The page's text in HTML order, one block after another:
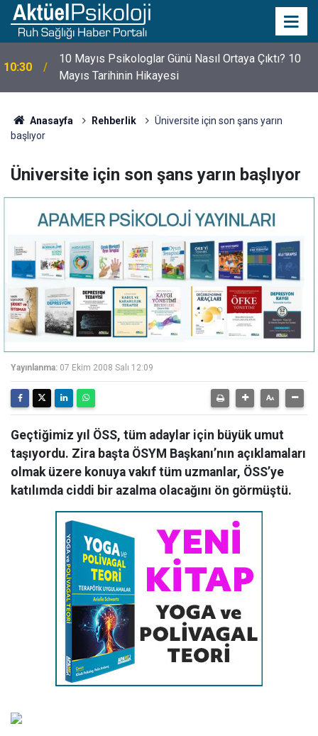
10:30
10 Mayıs Psikologlar Günü Nasıl Ortaya Çıktı? 10
Mayıs Tarihinin Hikayesi
Anasayfa Rehberlik
Üniversite için son şans yarın
başlıyor
Üniversite için son şans yarın başlıyor
Yayınlanma: 07 Ekim 2008 Salı 12:09
Geçtiğimiz yıl ÖSS, tüm adaylar için büyük umut
taşıyordu. Zira başta ÖSYM Başkanı’nın açıklamaları
olmak üzere konuya vakıf tüm uzmanlar, ÖSS’ye
katılımda ciddi bir azalma olacağını ön görmüştü.